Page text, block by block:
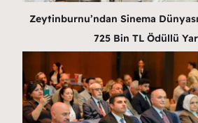
Zeytinburnu’ndan Sinema
725 Bin TL Ödüllü